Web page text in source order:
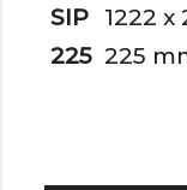
SIP
225
1222 x
225